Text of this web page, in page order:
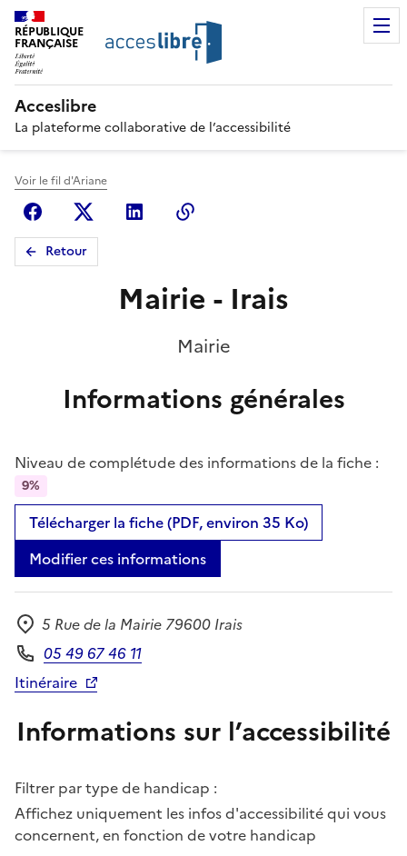
RÉPUBLIQUE
FRANÇAISE
Acceslibre
La plateforme collaborative de l’accessibilité
Voir le fil d'Ariane
FacebookX (anciennement Twitter)
Linkedin
Retour
Mairie - Irais
Mairie
Informations générales
Niveau de complétude des informations de la fiche :
9%
Télécharger la fiche (PDF, environ 35 Ko)
Modifier ces informations
Adresse
5 Rue de la Mairie 79600 Irais
Téléphone
05 49 67 46 11
Itinéraire
Informations sur l’accessibilité
Filtrer par type de handicap :
Affichez uniquement les infos d'accessibilité qui vous
concernent, en fonction de votre handicap